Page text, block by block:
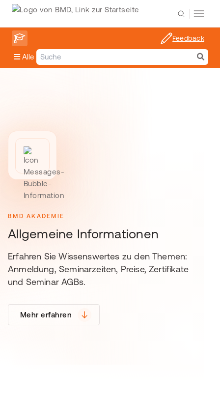
Alle
Feedback
BMD AKADEMIE
Allgemeine Informationen
Erfahren Sie Wissenswertes zu den Themen:
Anmeldung, Seminarzeiten, Preise, Zertifikate
und Seminar AGBs.
Mehr erfahren